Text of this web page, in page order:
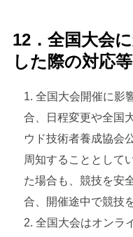
12．全国大会
した際の対応等
全国大会開催に影
合、日程変更や全国
ウド技術者養成協会
周知することとして
た場合も、競技を安
合、開催途中で競技
全国大会はオンラ